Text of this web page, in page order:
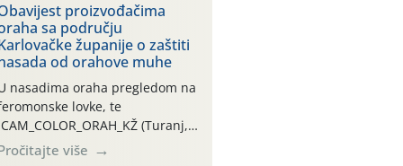
o početku leta i
potrebi usmjerenog
orahove muhe
completa)! Već
dana traje drugi
“toplinski udar”, koji
naročito izražen zadnja šest
(31.7.-05.8.), jer najviše
zraka svakodnevno
proizvođačima
sa području
županije o zaštiti
od orahove muhe
nasadima oraha pregledom na
lovke, te
CAM_COLOR_ORAH_KŽ (Turanj,
zabilježena je mala
više